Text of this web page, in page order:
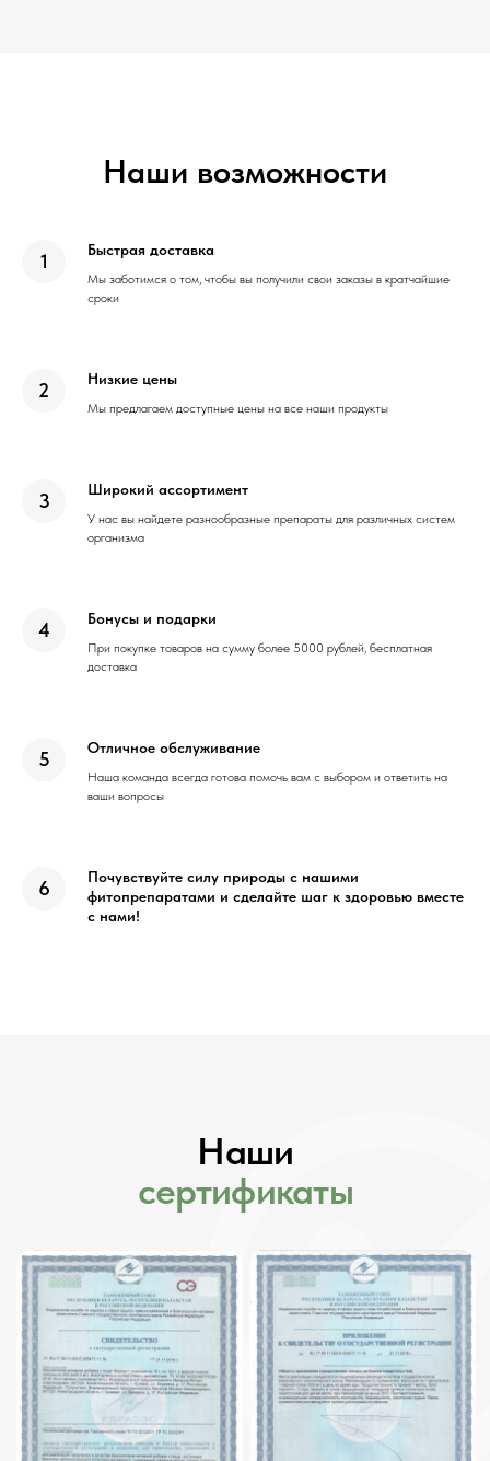
Наши возможности
Быстрая доставка
Мы заботимся о том, чтобы вы получили свои заказы в кратчайшие
сроки
Низкие цены
Мы предлагаем доступные цены на все наши продукты
Широкий ассортимент
У нас вы найдете разнообразные препараты для различных систем
организма
Бонусы и подарки
При покупке товаров на сумму более 5000 рублей, бесплатная
доставка
Отличное обслуживание
Наша команда всегда готова помочь вам с выбором и ответить на
ваши вопросы
Почувствуйте силу природы с нашими
фитопрепаратами и сделайте шаг к здоровью вместе
с нами!